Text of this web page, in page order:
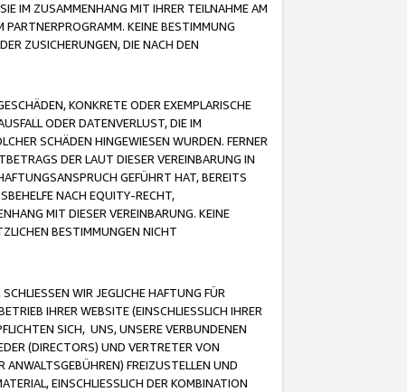
IM ZUSAMMENHANG MIT IHRER TEILNAHME AM
KEINE BESTIMMUNG
ZUSICHERUNGEN, DIE NACH DEN
KONKRETE ODER EXEMPLARISCHE
ODER DATENVERLUST, DIE IM
SCHÄDEN HINGEWIESEN WURDEN. FERNER
DER LAUT DIESER VEREINBARUNG IN
GEFÜHRT HAT, BEREITS
NACH EQUITY-RECHT,
MIT DIESER VEREINBARUNG. KEINE
BESTIMMUNGEN NICHT
WIR JEGLICHE HAFTUNG FÜR
IHRER WEBSITE (EINSCHLIESSLICH IHRER
SICH, UNS, UNSERE VERBUNDENEN
(DIRECTORS) UND VERTRETER VON
FREIZUSTELLEN UND
EINSCHLIESSLICH DER KOMBINATION